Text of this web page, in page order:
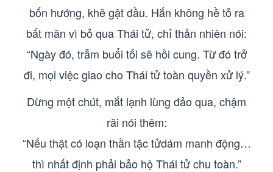
bốn hướng, khẽ gật đầu. Hắn không hề tỏ ra
bất mãn vì bỏ qua Thái tử, chỉ thản nhiên nói:
“Ngày đó, trẫm buổi tối sẽ hồi cung. Từ đó trở
đi, mọi việc giao cho Thái tử toàn quyền xử lý.”
Dừng một chút, mắt lạnh lùng đảo qua, chậm
rãi nói thêm:
“Nếu thật có loạn thần tặc tửdám manh động…
thì nhất định phải bảo hộ Thái tử chu toàn.”